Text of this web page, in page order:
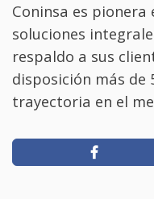
Coninsa es
soluciones
respaldo a sus
disposición más de
trayectoria en el